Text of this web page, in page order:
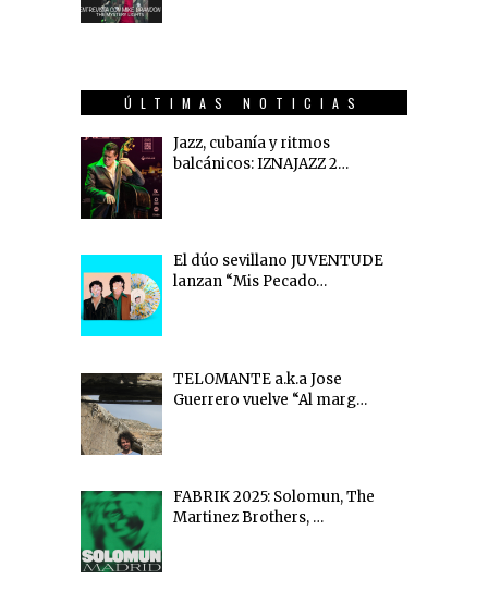
ÚLTIMAS NOTICIAS
Jazz, cubanía y ritmos
balcánicos: IZNAJAZZ 2…
El dúo sevillano JUVENTUDE
lanzan “Mis Pecado…
TELOMANTE a.k.a Jose
Guerrero vuelve “Al marg…
FABRIK 2025: Solomun, The
Martinez Brothers, …